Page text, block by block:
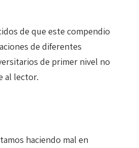
de que este compendio
de diferentes
de primer nivel no
al lector.
haciendo mal en